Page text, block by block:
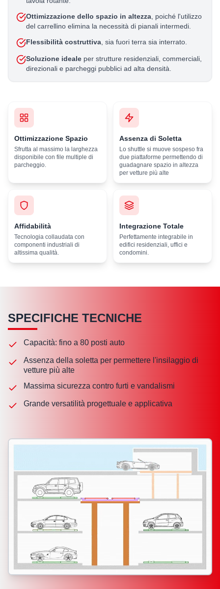
Ottimizzazione dello spazio in altezza , poiché l'utilizzo
del carrellino elimina la necessità di pianali intermedi.
Flessibilità costruttiva , sia fuori terra sia interrato.
Soluzione ideale per strutture residenziali, commerciali,
direzionali e parcheggi pubblici ad alta densità.
Ottimizzazione Spazio
Sfrutta al massimo la larghezza
disponibile con file multiple di
parcheggio.
Assenza di Soletta
Lo shuttle si muove sospeso fra
due piattaforme permettendo di
guadagnare spazio in altezza
per vetture più alte
Affidabilità
Tecnologia collaudata con
componenti industriali di
altissima qualità.
Integrazione Totale
Perfettamente integrabile in
edifici residenziali, uffici e
condomini.
SPECIFICHE TECNICHE
Capacità: fino a 80 posti auto
Assenza della soletta per permettere l'insilaggio di
vetture più alte
Massima sicurezza contro furti e vandalismi
Grande versatilità progettuale e applicativa